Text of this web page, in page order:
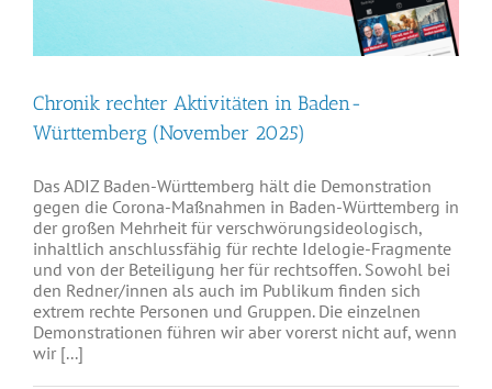
Chronik rechter Aktivitäten in Baden-
Württemberg (November 2025)
Das ADIZ Baden-Württemberg hält die Demonstration
gegen die Corona-Maßnahmen in Baden-Württemberg in
der großen Mehrheit für verschwörungsideologisch,
inhaltlich anschlussfähig für rechte Idelogie-Fragmente
und von der Beteiligung her für rechtsoffen. Sowohl bei
den Redner/innen als auch im Publikum finden sich
extrem rechte Personen und Gruppen. Die einzelnen
Demonstrationen führen wir aber vorerst nicht auf, wenn
wir [...]